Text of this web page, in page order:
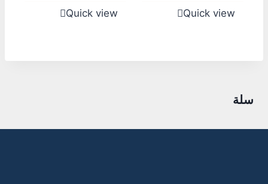
Quick view
Quick view
سلة